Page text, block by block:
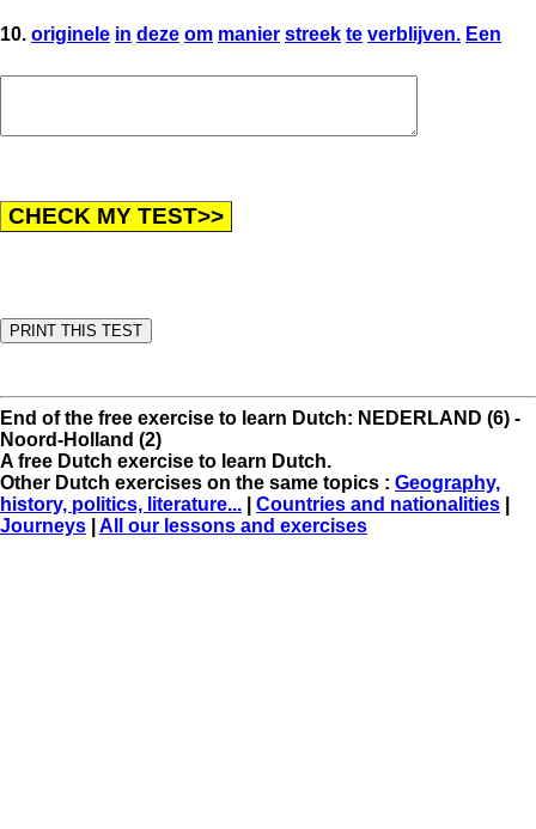
10. originele in deze om manier streek te verblijven. Een
End of the free exercise to learn Dutch: NEDERLAND (6) -
Noord-Holland (2)
A free Dutch exercise to learn Dutch.
Other Dutch exercises on the same topics : Geography,
history, politics, literature...
Countries and nationalities
Journeys
All our lessons and exercises